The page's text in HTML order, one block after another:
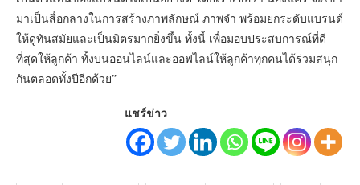
มาเป็นสื่อกลางในการสร้างภาพลักษณ์ ภาพจำ พร้อมยกระดับแบรนด์
ให้ดูทันสมัยและเป็นมิตรมากยิ่งขึ้น ทั้งนี้ เพื่อมอบประสบการณ์ที่ดี
ที่สุดให้ลูกค้า ทั้งบนออนไลน์และออฟไลน์ให้ลูกค้าทุกคนได้ร่วมสนุก
กันตลอดทั้งปีอีกด้วย”
แชร์ข่าว